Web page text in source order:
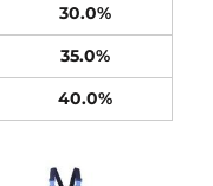
30.0%
35.0%
40.0%